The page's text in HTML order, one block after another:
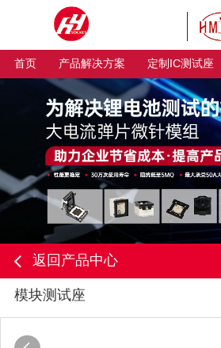
首页 产品解决方案 定制IC测试座
返回产品中心
模块测试座